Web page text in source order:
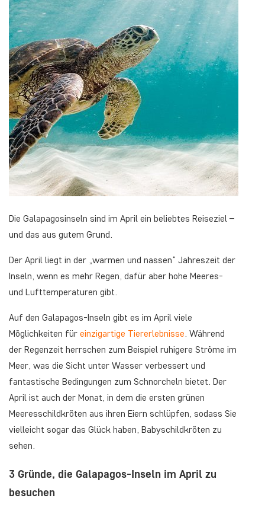
Die Galapagosinseln sind im April ein beliebtes Reiseziel –
und das aus gutem Grund.
Der April liegt in der „warmen und nassen“ Jahreszeit der
Inseln, wenn es mehr Regen, dafür aber hohe Meeres-
und Lufttemperaturen gibt.
Auf den Galapagos-Inseln gibt es im April viele
Möglichkeiten für einzigartige Tiererlebnisse. Während
der Regenzeit herrschen zum Beispiel ruhigere Ströme im
Meer, was die Sicht unter Wasser verbessert und
fantastische Bedingungen zum Schnorcheln bietet. Der
April ist auch der Monat, in dem die ersten grünen
Meeresschildkröten aus ihren Eiern schlüpfen, sodass Sie
vielleicht sogar das Glück haben, Babyschildkröten zu
sehen.
3 Gründe, die Galapagos-Inseln im April zu
besuchen